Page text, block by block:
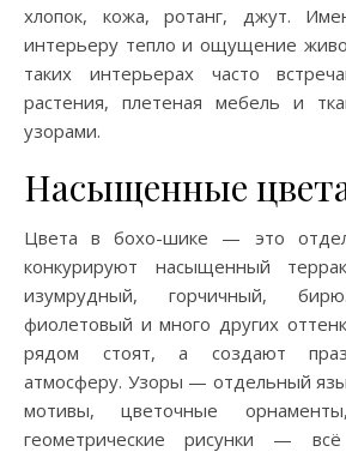
хлопок, кожа, ротанг, джут.
интерьеру тепло и ощущение
таких интерьерах часто
растения, плетеная мебель и
узорами.
Насыщенные
Цвета в бохо-шике — это
конкурируют насыщенный
изумрудный, горчичный,
фиолетовый и много других
рядом стоят, а создают
атмосферу. Узоры — отдельный
мотивы, цветочные
геометрические рисунки —